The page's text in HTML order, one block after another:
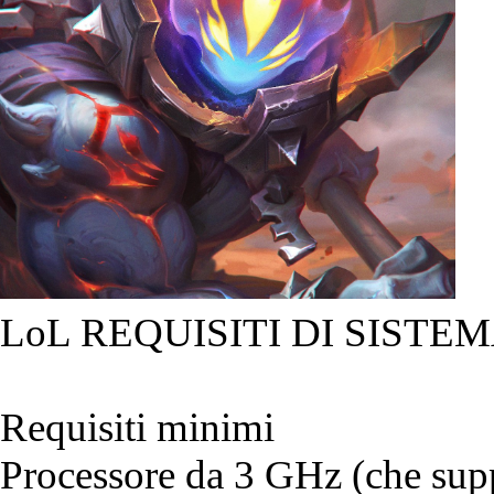
LoL REQUISITI DI
Requisiti minimi
Processore da 3 GHz (che